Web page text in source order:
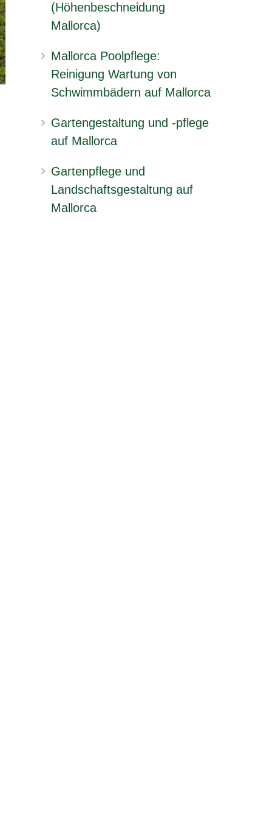
(Höhenbeschneidung
Mallorca)
Mallorca Poolpflege:
Reinigung Wartung von
Schwimmbädern auf Mallorca
Gartengestaltung und -pflege
auf Mallorca
Gartenpflege und
Landschaftsgestaltung auf
Mallorca